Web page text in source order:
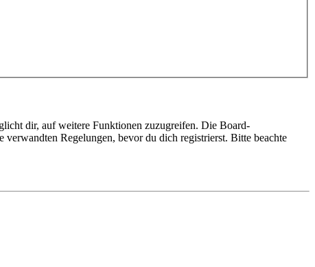
dir, auf weitere Funktionen zuzugreifen. Die Board-
Regelungen, bevor du dich registrierst. Bitte beachte